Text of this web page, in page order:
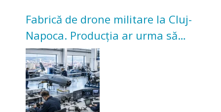
Fabrică de drone militare la Cluj-
Napoca. Producția ar urma să
înceapă în toamna acestui an